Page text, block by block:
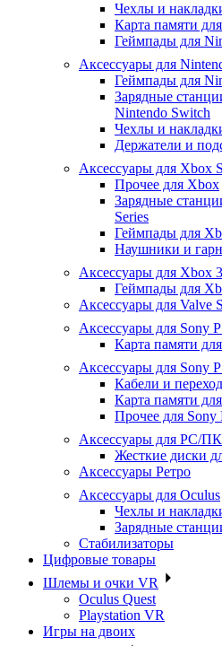
Чехлы и
Карта памяти
Геймпады для
Аксессуары для
Геймпады для
Зарядные
Nintendo Switch
Чехлы и
Держатели и
Аксессуары для Xbox
Прочее для Xbox
Зарядные
Series
Геймпады для
Наушники и
Аксессуары для Xbox
Геймпады для
Аксессуары для Valve
Аксессуары для Sony
Карта памяти
Аксессуары для Sony
Кабели и
Карта памяти
Прочее для Sony
Аксессуары для PC/ПК
Жесткие диски
Аксессуары Ретро
Аксессуары для Oculus
Чехлы и
Зарядные
Стабилизаторы
Цифровые товары
Шлемы и очки VR
Oculus Quest
Playstation VR
Игры на двоих